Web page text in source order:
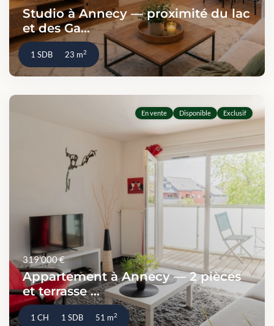
Studio à Annecy — proximité du lac
et des Ga...
1 SDB 23 m2
En vente Disponible Exclusif
319'000 €
Appartement à Annecy — 2 pièces
et terrasse ...
1 CH 1 SDB 51 m2